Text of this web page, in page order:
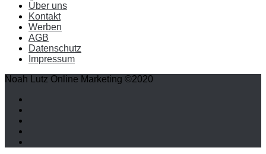
Über uns
Kontakt
Werben
AGB
Datenschutz
Impressum
Noah Lutz Online Marketing ©2020